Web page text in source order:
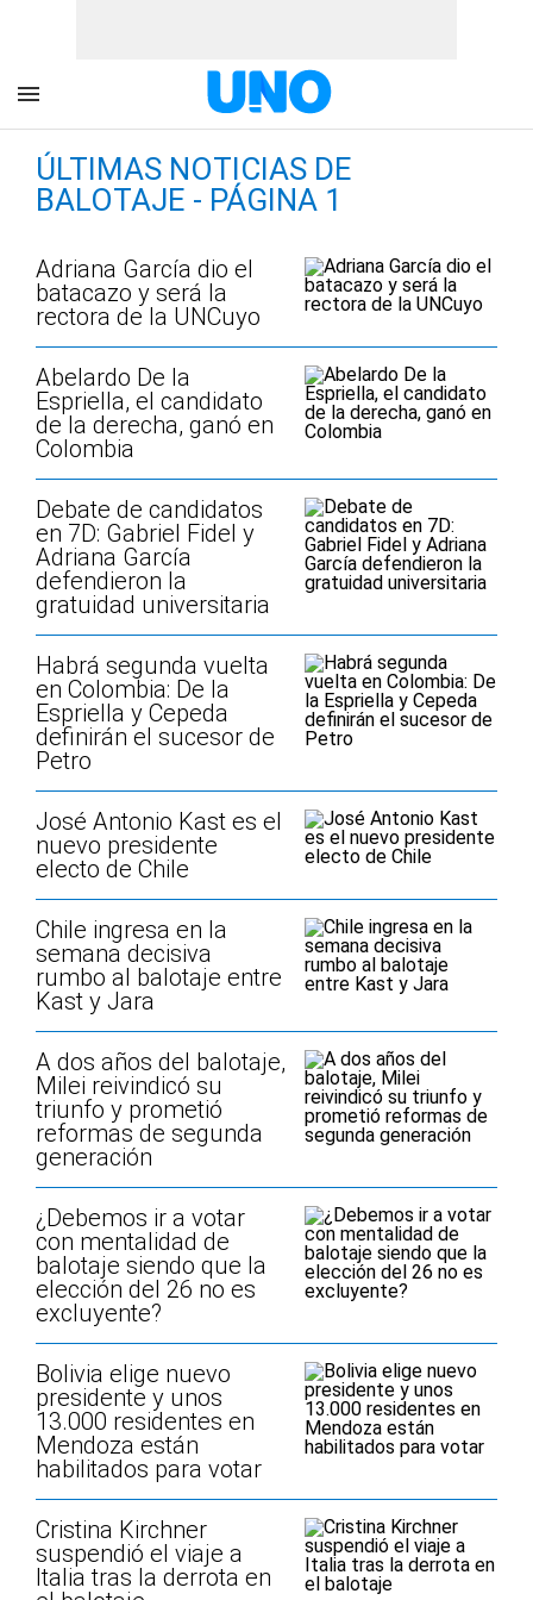
ÚLTIMAS NOTICIAS DE
BALOTAJE - PÁGINA 1
Adriana García dio el
batacazo y será la
rectora de la UNCuyo
Abelardo De la
Espriella, el candidato
de la derecha, ganó en
Colombia
Debate de candidatos
en 7D: Gabriel Fidel y
Adriana García
defendieron la
gratuidad universitaria
Habrá segunda vuelta
en Colombia: De la
Espriella y Cepeda
definirán el sucesor de
Petro
José Antonio Kast es el
nuevo presidente
electo de Chile
Chile ingresa en la
semana decisiva
rumbo al balotaje entre
Kast y Jara
A dos años del balotaje,
Milei reivindicó su
triunfo y prometió
reformas de segunda
generación
¿Debemos ir a votar
con mentalidad de
balotaje siendo que la
elección del 26 no es
excluyente?
Bolivia elige nuevo
presidente y unos
13.000 residentes en
Mendoza están
habilitados para votar
Cristina Kirchner
suspendió el viaje a
Italia tras la derrota en